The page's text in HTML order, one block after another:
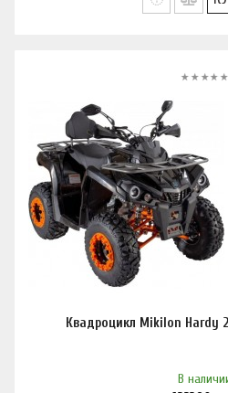
Квадроцикл Mikilon Hardy
В